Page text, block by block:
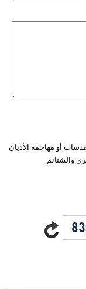
أو مهاجمة الأديان
والشتائم.